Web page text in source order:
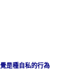
是種自私的行為